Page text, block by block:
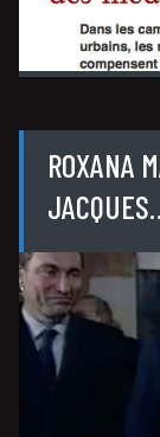
ROXANA